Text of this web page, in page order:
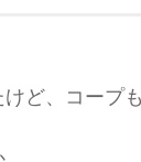
ど、コープ